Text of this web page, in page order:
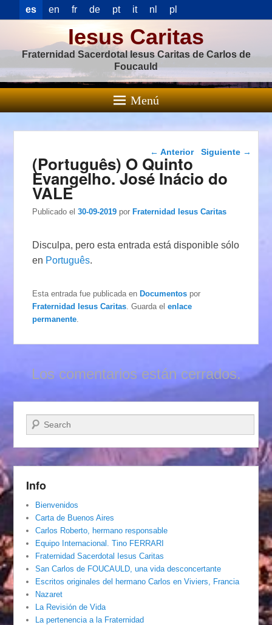
es en fr de pt it nl pl
Iesus Caritas
Fraternidad Sacerdotal Iesus Caritas de Carlos de
Foucauld
Menú
Navegación de
entradas
← Anterior Siguiente →
(Português) O Quinto
Evangelho. José Inácio do
VALE
Publicado el 30-09-2019 porFraternidad Iesus Caritas
Disculpa, pero esta entrada está disponible sólo
en Português.
Esta entrada fue publicada enDocumentos por
Fraternidad Iesus Caritas . Guarda elenlace
permanente
Los comentarios están cerrados.
Buscar
Info
Bienvenidos
Carta de Buenos Aires
Carlos Roberto, hermano responsable
Equipo Internacional. Tino FERRARI
Fraternidad Sacerdotal Iesus Caritas
San Carlos de FOUCAULD, una vida desconcertante
Escritos originales del hermano Carlos en Viviers, Francia
Nazaret
La Revisión de Vida
La pertenencia a la Fraternidad